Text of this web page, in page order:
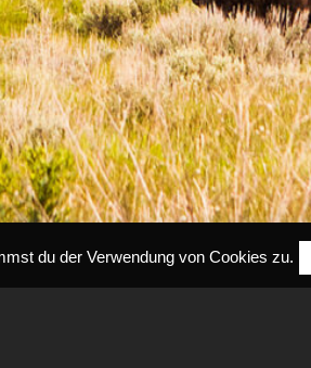
du der Verwendung von Cookies zu.